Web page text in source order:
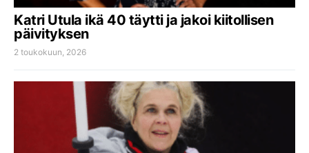
Katri Utula ikä 40 täytti ja jakoi kiitollisen
päivityksen
2 toukokuun, 2026